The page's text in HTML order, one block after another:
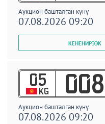
Аукцион башталган күнү
07.08.2026 09:20
05
KG 008
Аукцион башталган күнү
07.08.2026 09:20